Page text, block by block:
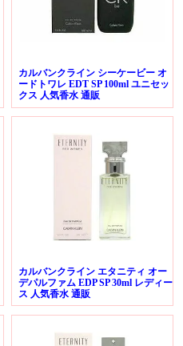
カルバンクライン シーケービー オ
ードトワレ EDT SP 100ml ユニセッ
クス 人気香水 通販
カルバンクライン エタニティ オー
デパルファム EDP SP 30ml レディー
ス 人気香水 通販